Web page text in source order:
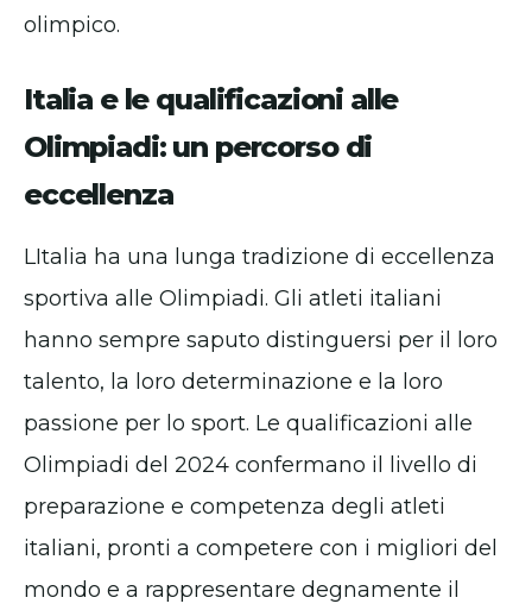
olimpico.
Italia e le qualificazioni alle
Olimpiadi: un percorso di
eccellenza
LItalia ha una lunga tradizione di eccellenza
sportiva alle Olimpiadi. Gli atleti italiani
hanno sempre saputo distinguersi per il loro
talento, la loro determinazione e la loro
passione per lo sport. Le qualificazioni alle
Olimpiadi del 2024 confermano il livello di
preparazione e competenza degli atleti
italiani, pronti a competere con i migliori del
mondo e a rappresentare degnamente il